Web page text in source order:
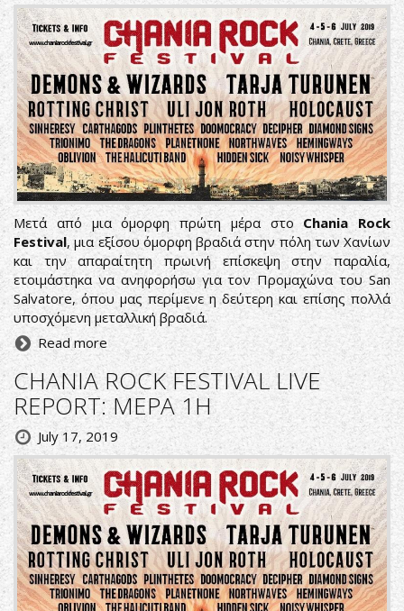
Μετά από μια όμορφη πρώτη μέρα στοChania Rock
Festival, μια εξίσου όμορφη βραδιά στην πόλη των Χανίων
και την απαραίτητη πρωινή επίσκεψη στην παραλία,
ετοιμάστηκα να ανηφορήσω για τον Προμαχώνα του San
Salvatore, όπου μας περίμενε η δεύτερη και επίσης πολλά
υποσχόμενη μεταλλική βραδιά.
Read more
CHANIA ROCK FESTIVAL LIVE
REPORT: ΜΕΡΑ 1Η
July 17, 2019